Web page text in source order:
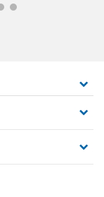
1112